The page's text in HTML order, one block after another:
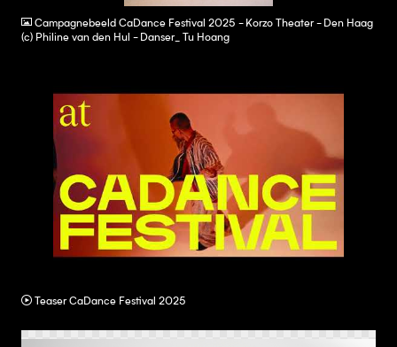
Campagnebeeld CaDance Festival 2025 - Korzo Theater - Den Haag
(c) Philine van den Hul - Danser_ Tu Hoang
Teaser CaDance Festival 2025